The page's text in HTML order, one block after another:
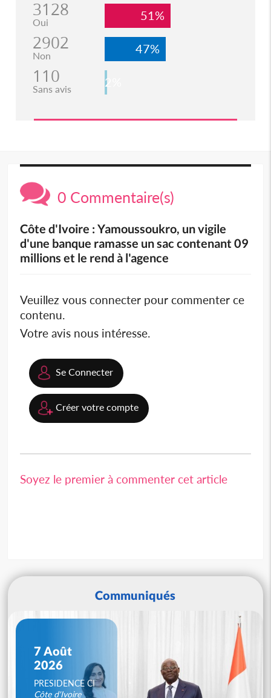
3128
Oui 51%
2902
Non 47%
110
Sans avis 2%
0 Commentaire(s)
Côte d'Ivoire : Yamoussoukro, un vigile
d'une banque ramasse un sac contenant 09
millions et le rend à l'agence
Veuillez vous connecter pour commenter ce
contenu.
Votre avis nous intéresse.
Se Connecter
Créer votre compte
Soyez le premier à commenter cet article
Communiqués
7 Août
2026
PRESIDENCE CI
Côte d'Ivoire